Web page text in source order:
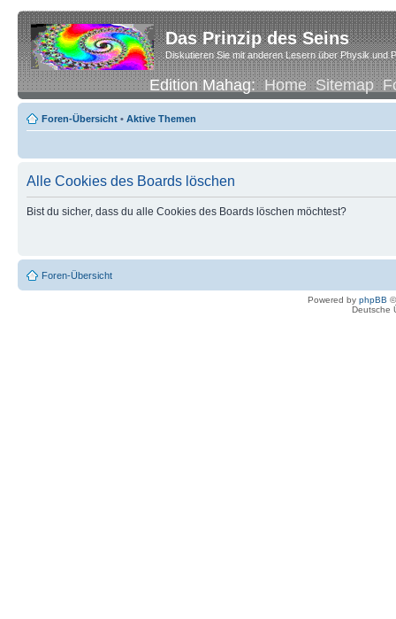
Das Prinzip des Seins
Diskutieren Sie mit anderen Lesern über Physik und
Edition Mahag:Home Sitemap
Foren-Übersicht • Aktive Themen
Alle Cookies des Boards löschen
Bist du sicher, dass du alle Cookies des Boards löschen möchtest?
Foren-Übersicht
Powered by phpBB
Deutsche